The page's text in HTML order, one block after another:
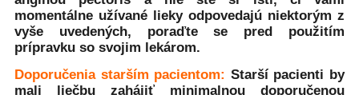
momentálne užívané lieky odpovedajú niektorým z
vyše uvedených, poraďte se pred použitím
prípravku so svojim lekárom.
Doporučenia starším pacientom: Starší pacienti by
mali liečbu zahájiť minimalnou doporučenou